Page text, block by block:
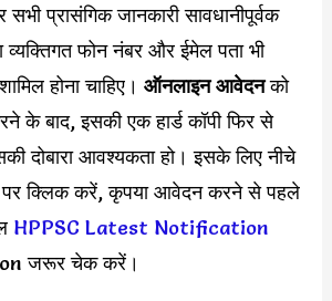
सभी प्रासंगिक जानकारी सावधानीपूर्वक
व्यक्तिगत फोन नंबर और ईमेल पता भी
होना चाहिए। ऑनलाइन आवेदनको
के बाद, इसकी एक हार्ड कॉपी फिर से
दोबारा आवश्यकता हो। इसके लिए नीचे
पर क्लिक करें, कृपया आवेदन करने से पहले
HPPSC Latest Notification
जरूर चेक करें।